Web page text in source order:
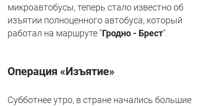
микроавтобусы, теперь стало известно об
изъятии полноценного автобуса, который
работал на маршруте "Гродно - Брест".
Операция «Изъятие»
Субботнее утро, в стране начались большие